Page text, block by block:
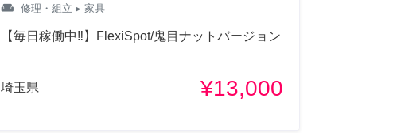
weekend 修理・組立 ▸ 家具
【毎日稼働中‼︎】FlexiSpot/鬼目ナットバージョン
埼玉県 ¥13,000